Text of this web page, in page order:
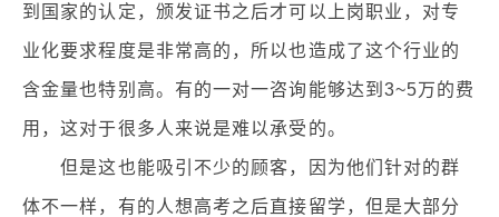
到国家的认定，颁发证书之后才可以上岗职业，对专
业化要求程度是非常高的，所以也造成了这个行业的
含金量也特别高。有的一对一咨询能够达到3~5万的费
用，这对于很多人来说是难以承受的。
但是这也能吸引不少的顾客，因为他们针对的群
体不一样，有的人想高考之后直接留学，但是大部分